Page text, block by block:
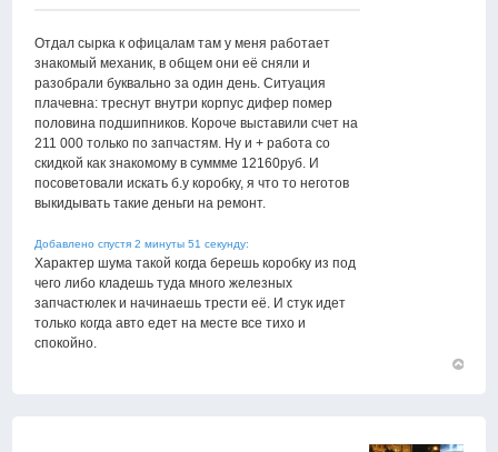
Отдал сырка к офицалам там у меня работает
знакомый механик, в общем они её сняли и
разобрали буквально за один день. Ситуация
плачевна: треснут внутри корпус дифер помер
половина подшипников. Короче выставили счет на
211 000 только по запчастям. Ну и + работа со
скидкой как знакомому в суммме 12160руб. И
посоветовали искать б.у коробку, я что то неготов
выкидывать такие деньги на ремонт.
Добавлено спустя 2 минуты 51 секунду:
Характер шума такой когда берешь коробку из под
чего либо кладешь туда много железных
запчастюлек и начинаешь трести её. И стук идет
только когда авто едет на месте все тихо и
спокойно.